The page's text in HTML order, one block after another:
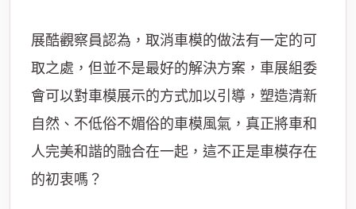
展酷觀察員認為，取消車模的做法有一定的可
取之處，但並不是最好的解決方案，車展組委
會可以對車模展示的方式加以引導，塑造清新
自然、不低俗不媚俗的車模風氣，真正將車和
人完美和諧的融合在一起，這不正是車模存在
的初衷嗎？